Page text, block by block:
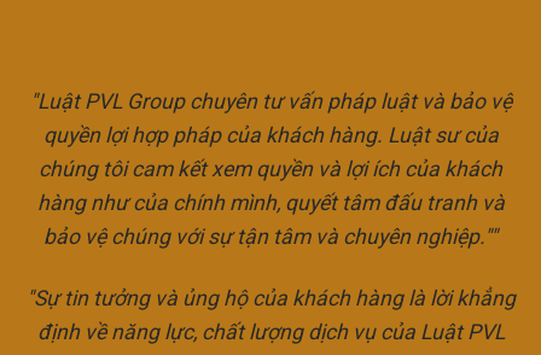
"Luật PVL Group chuyên tư vấn pháp luật và bảo vệ
quyền lợi hợp pháp của khách hàng. Luật sư của
chúng tôi cam kết xem quyền và lợi ích của khách
hàng như của chính mình, quyết tâm đấu tranh và
bảo vệ chúng với sự tận tâm và chuyên nghiệp.""
"Sự tin tưởng và ủng hộ của khách hàng là lời khẳng
định về năng lực, chất lượng dịch vụ của Luật PVL